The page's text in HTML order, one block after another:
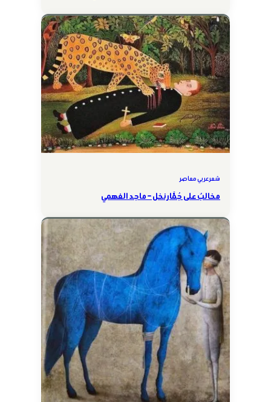
شعر عربي معاصر
مخالبٌ على جُمَّار نخل – ماجد الفهمي